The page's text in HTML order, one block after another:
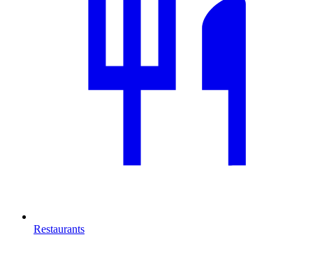
Restaurants